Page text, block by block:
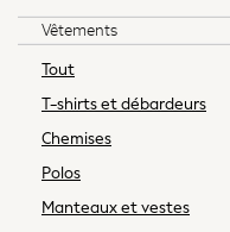
New Baby Gifting
WOMEN
Shop All
Tops & T-shirts
Vêtements
Tout
T-shirts et débardeurs
Chemises
Polos
Manteaux et vestes